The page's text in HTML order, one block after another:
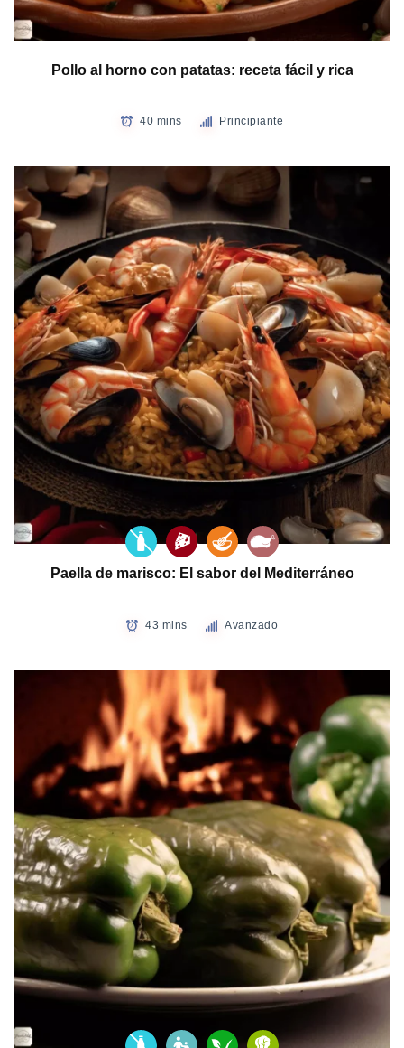
Pollo al horno con patatas: receta fácil y rica
40 mins Principiante
Paella de marisco: El sabor del Mediterráneo
43 mins Avanzado